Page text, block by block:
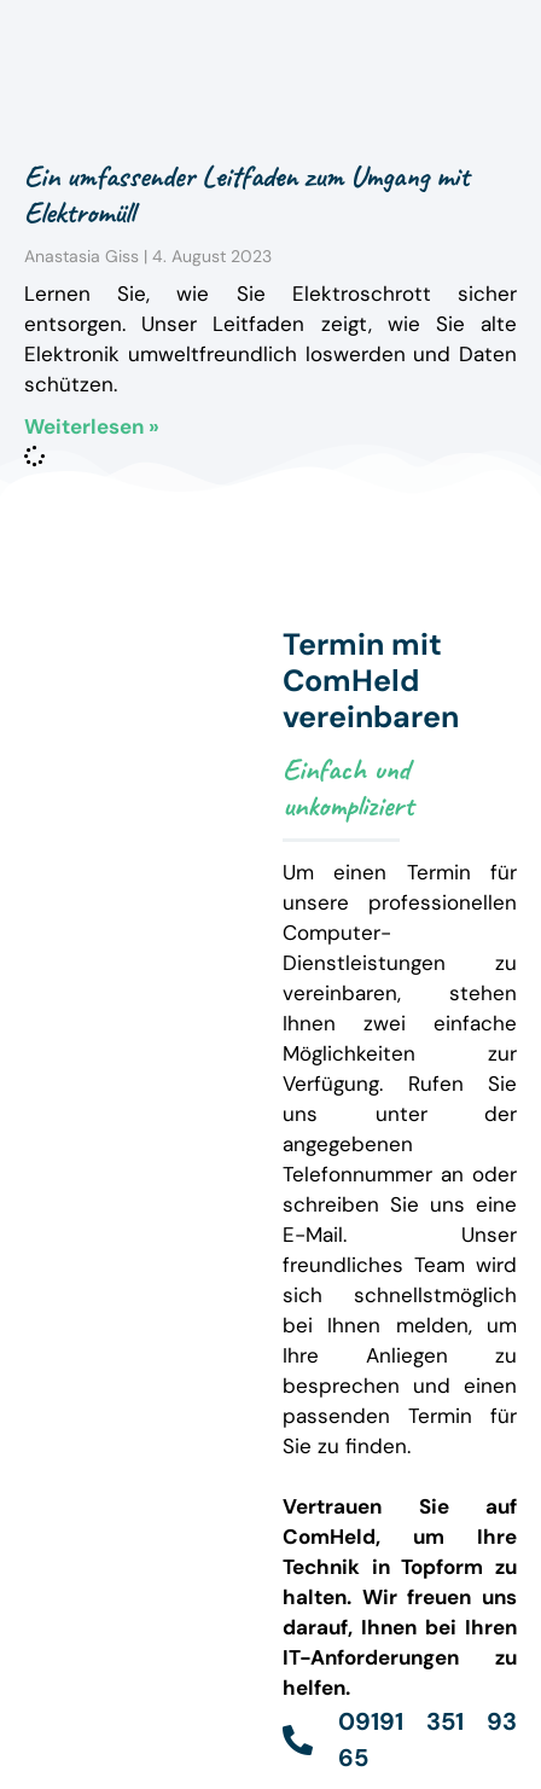
Ein umfassender Leitfaden zum Umgang mit
Elektromüll
Anastasia Giss 4. August 2023
Lernen Sie, wie Sie Elektroschrott sicher
entsorgen. Unser Leitfaden zeigt, wie Sie alte
Elektronik umweltfreundlich loswerden und Daten
schützen.
Weiterlesen »
Termin mit
ComHeld
vereinbaren
Einfach und
unkompliziert
Um einen Termin für
unsere professionellen
Computer-
Dienstleistungen zu
vereinbaren, stehen
Ihnen zwei einfache
Möglichkeiten zur
Verfügung. Rufen Sie
uns unter der
angegebenen
Telefonnummer an oder
schreiben Sie uns eine
E-Mail. Unser
freundliches Team wird
sich schnellstmöglich
bei Ihnen melden, um
Ihre Anliegen zu
besprechen und einen
passenden Termin für
Sie zu finden.
Vertrauen Sie auf
ComHeld, um Ihre
Technik in Topform zu
halten. Wir freuen uns
darauf, Ihnen bei Ihren
IT-Anforderungen zu
helfen.
09191 351 93
65